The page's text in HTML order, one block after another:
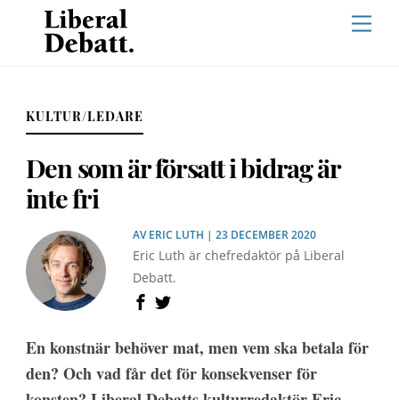
content
KULTUR/LEDARE
Den som är försatt i bidrag är
inte fri
AVERIC LUTH | 23 DECEMBER 2020
Eric Luth är chefredaktör på Liberal
Debatt.
En konstnär behöver mat, men vem ska betala för
den? Och vad får det för konsekvenser för